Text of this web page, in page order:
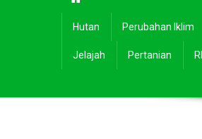
Hutan Perubahan Iklim
Jelajah Pertanian